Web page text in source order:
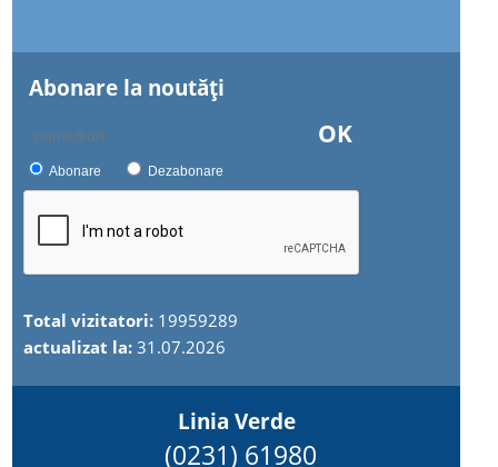
Abonare la noutăţi
OK
Abonare Dezabonare
Total vizitatori: 19959289
actualizat la:31.07.2026
Linia Verde
(0231) 61980